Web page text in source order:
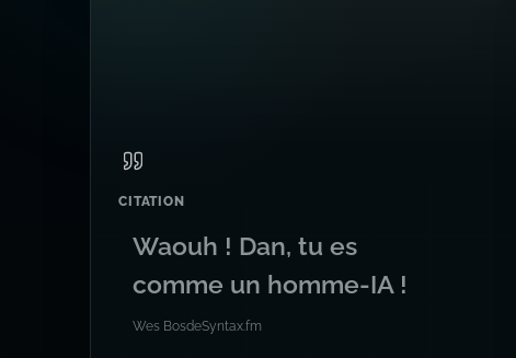
CITATION
Waouh ! Dan, tu es
comme un homme-IA !
Wes BosdeSyntax.fm